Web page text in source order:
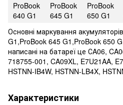
ProBook
640 G1
ProBook
645 G1
ProBook
650 G1
Основні маркування
G1,ProBook 645 G1,ProBook 650
написані на батареї це СA06,
718755-001, CA09XL, E7U21AA,
HSTNN-IB4W, HSTNN-LB4X,
Характеристики